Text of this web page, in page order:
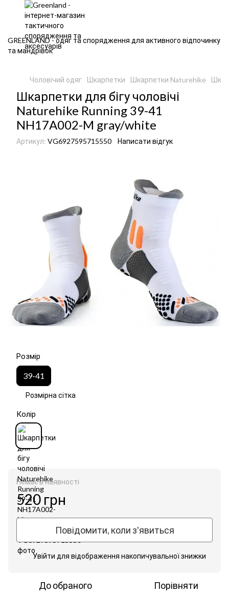
GREENLAND - одяг та спорядження для активного відпочинку
та мандрівок
Чоловічий одяг Шкарпетки Шкарпетки Naturehike
Шкарпетки для бігу чоловічі
Naturehike Running 39-41
NH17A002-M gray/white
Артикул: VG6927595715550 Написати відгук
Розмір
39-41
Розмірна сітка
Колір
Немає в наявності
520 грн
Повідомити, коли з'явиться
% Увійти для відображення накопичувальної знижки
До обраного Порівняти